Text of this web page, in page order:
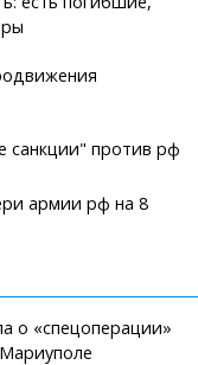
санкции" против рф
армии рф на 8
о «спецоперации»